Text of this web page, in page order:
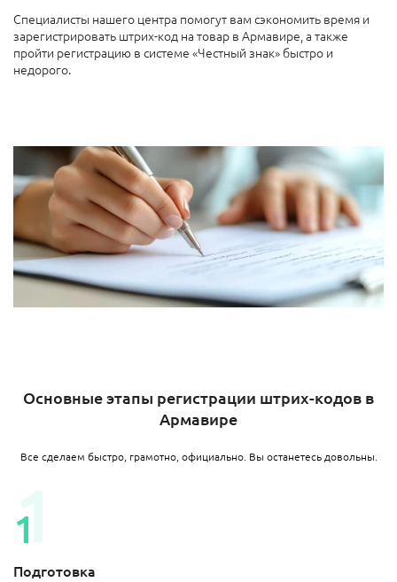
Специалисты нашего центра помогут вам сэкономить время и
зарегистрировать штрих-код на товар в Армавире, а также
пройти регистрацию в системе «Честный знак» быстро и
недорого.
Основные этапы регистрации штрих-кодов в
Армавире
Все сделаем быстро, грамотно, официально. Вы останетесь довольны.
Подготовка